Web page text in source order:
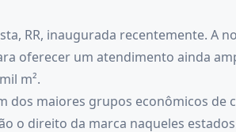
RR, inaugurada recentemente. A
oferecer um atendimento ainda
m².
dos maiores grupos econômicos
o direito da marca naqueles